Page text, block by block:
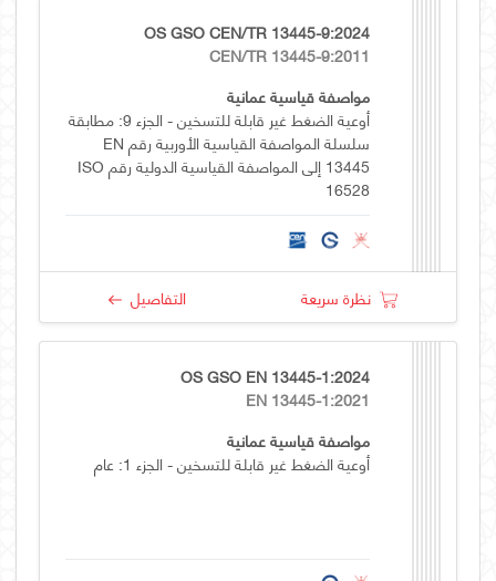
OS GSO CEN/TR 13445-9:2024
CEN/TR 13445-9:2011
مواصفة قياسية عمانية
أوعية الضغط غير قابلة للتسخين - الجزء 9: مطابقة
سلسلة المواصفة القياسية الأوربية رقم EN
13445 إلى المواصفة القياسية الدولية رقم ISO
16528
نظرة سريعة التفاصيل
OS GSO EN 13445-1:2024
EN 13445-1:2021
مواصفة قياسية عمانية
أوعية الضغط غير قابلة للتسخين - الجزء 1: عام